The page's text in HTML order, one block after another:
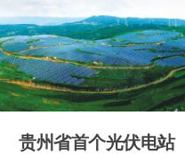
贵州省首个光伏电站